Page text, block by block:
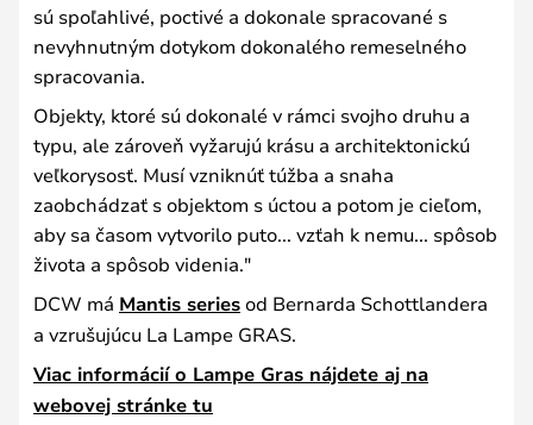
sú spoľahlivé, poctivé a dokonale spracované s
nevyhnutným dotykom dokonalého remeselného
spracovania.
Objekty, ktoré sú dokonalé v rámci svojho druhu a
typu, ale zároveň vyžarujú krásu a architektonickú
veľkorysosť. Musí vzniknúť túžba a snaha
zaobchádzať s objektom s úctou a potom je cieľom,
aby sa časom vytvorilo puto... vzťah k nemu... spôsob
života a spôsob videnia."
DCW má Mantis seriesod Bernarda Schottlandera
a vzrušujúcu La Lampe GRAS.
Viac informácií o Lampe Gras nájdete aj na
webovej stránke tu